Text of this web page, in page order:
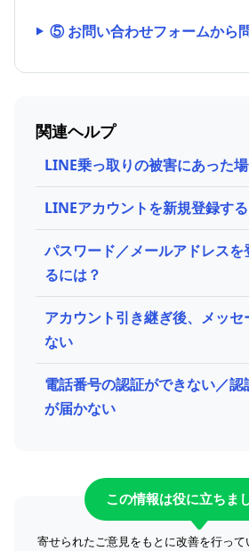
⑤ お問い合わせフォームから
関連ヘルプ
LINE乗っ取りの​被害に​あった​
LINEアカウントを新規登録す
パスワード／メールアドレスを
るには？
アカウント引き継ぎ後、メッセ
ない
電話番号の認証ができない／認
が届かない
この情報は役に立ちま
寄せられたご意見をもとに改善を行っ